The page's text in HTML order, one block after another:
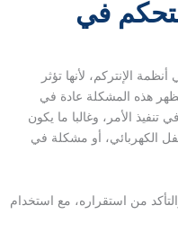
في
الإنتركم، لأنها تؤثر
هذه المشكلة عادة في
الأمر، وغالبا ما يكون
الكهربائي، أو مشكلة في
من استقراره، مع استخدام